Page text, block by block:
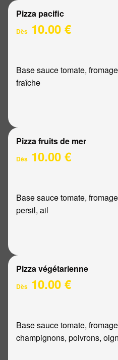
Pizza pacific
Dès 10.00 €
Base sauce tomate,
fraîche
Pizza fruits de mer
Dès 10.00 €
Base sauce tomate,
persil, ail
Pizza végétarienne
Dès 10.00 €
Base sauce tomate,
champignons, poivrons,